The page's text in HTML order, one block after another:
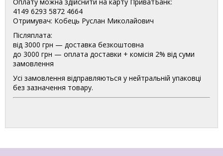
4149 6293 5872 4664
Отримувач: Кобець Руслан Миколайович
Післяплата:
від 3000 грн — доставка безкоштовна
до 3000 грн — оплата доставки + комісія 2% від суми
замовлення
Усі замовлення відправляються у нейтральній упаковці
без зазначення товару.